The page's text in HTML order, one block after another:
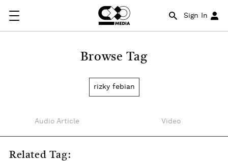
Sign In
Browse Tag
rizky febian
Audio Article Video
Related Tag: